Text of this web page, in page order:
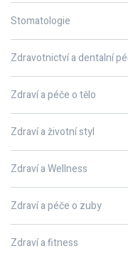
Stomatologie
Zdravotnictví a dentalní
Zdraví a péče o tělo
Zdraví a životní styl
Zdraví a Wellness
Zdraví a péče o zuby
Zdraví a fitness